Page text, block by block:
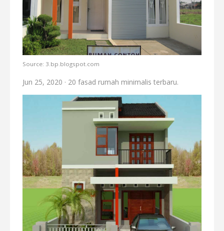
Source: 3.bp.blogspot.com
Jun 25, 2020 · 20 fasad rumah minimalis terbaru.